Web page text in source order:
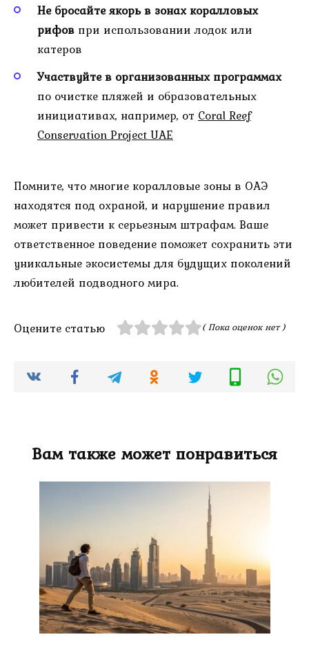
Не бросайте якорь в зонах коралловых
рифов при использовании лодок или
катеров
Участвуйте в организованных программах
по очистке пляжей и образовательных
инициативах, например, от Coral Reef
Conservation Project UAE
Помните, что многие коралловые зоны в ОАЭ
находятся под охраной, и нарушение правил
может привести к серьезным штрафам. Ваше
ответственное поведение поможет сохранить эти
уникальные экосистемы для будущих поколений
любителей подводного мира.
Оцените статью ( Пока оценок нет )
Вам также может понравиться